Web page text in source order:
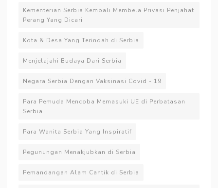
Kementerian Serbia Kembali Membela Privasi Penjahat
Perang Yang Dicari
Kota & Desa Yang Terindah di Serbia
Menjelajahi Budaya Dari Serbia
Negara Serbia Dengan Vaksinasi Covid - 19
Para Pemuda Mencoba Memasuki UE di Perbatasan
Serbia
Para Wanita Serbia Yang Inspiratif
Pegunungan Menakjubkan di Serbia
Pemandangan Alam Cantik di Serbia